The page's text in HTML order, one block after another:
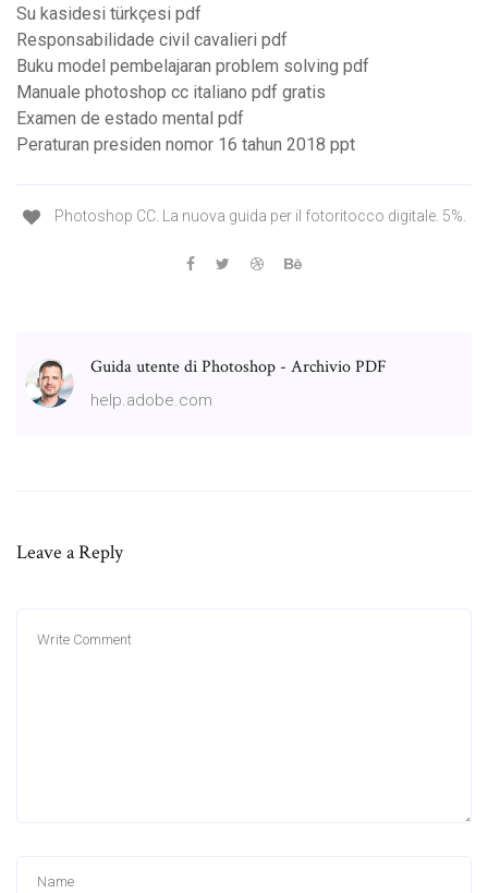
Su kasidesi türkçesi pdf
Responsabilidade civil cavalieri pdf
Buku model pembelajaran problem solving pdf
Manuale photoshop cc italiano pdf gratis
Examen de estado mental pdf
Peraturan presiden nomor 16 tahun 2018 ppt
Photoshop CC. La nuova guida per il fotoritocco digitale. 5%.
Guida utente di Photoshop - Archivio PDF
help.adobe.com
Leave a Reply